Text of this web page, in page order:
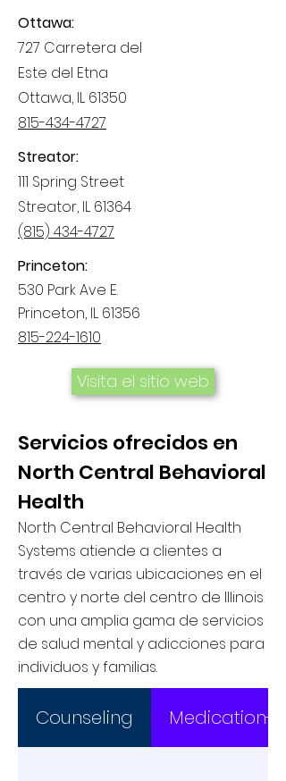
Ottawa:
727 Carretera del
Este del Etna
Ottawa, IL 61350
815-434-4727
Streator:
111 Spring Street
Streator, IL 61364
(815) 434-4727
Princeton:
530 Park Ave E.
Princeton, IL 61356
815-224-1610
Visita el sitio web
Servicios ofrecidos en
North Central Behavioral
Health
North Central Behavioral Health
Systems atiende a clientes a
través de varias ubicaciones en el
centro y norte del centro de Illinois
con una amplia gama de servicios
de salud mental y adicciones para
individuos y familias.
Counseling Medication-